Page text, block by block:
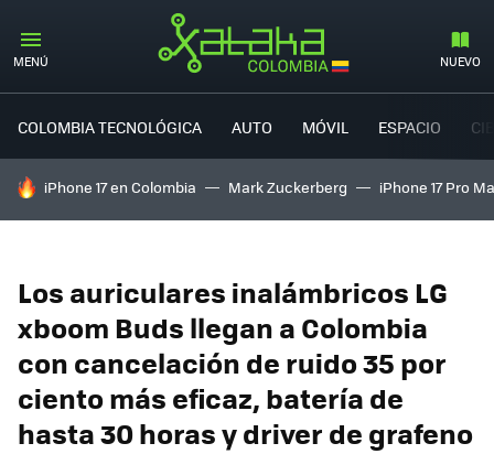
MENÚ NUEVO
COLOMBIA TECNOLÓGICA AUTO MÓVIL ESPACIO
HOY SE HABLA DE
iPhone 17 en Colombia Mark Zuckerberg iPhone 17 Pro
Los auriculares inalámbricos LG
xboom Buds llegan a Colombia
con cancelación de ruido 35 por
ciento más eficaz, batería de
hasta 30 horas y driver de grafeno